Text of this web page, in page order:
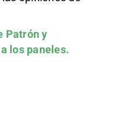
Patróny
los paneles.